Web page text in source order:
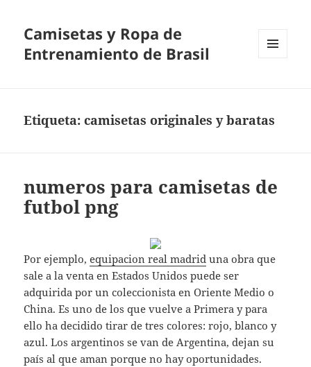
Camisetas y Ropa de
Entrenamiento de Brasil
Etiqueta:camisetas originales y baratas
numeros para camisetas de
futbol png
Por ejemplo,equipacion real madrid una obra que
sale a la venta en Estados Unidos puede ser
adquirida por un coleccionista en Oriente Medio o
China. Es uno de los que vuelve a Primera y para
ello ha decidido tirar de tres colores: rojo, blanco y
azul. Los argentinos se van de Argentina, dejan su
país al que aman porque no hay oportunidades.